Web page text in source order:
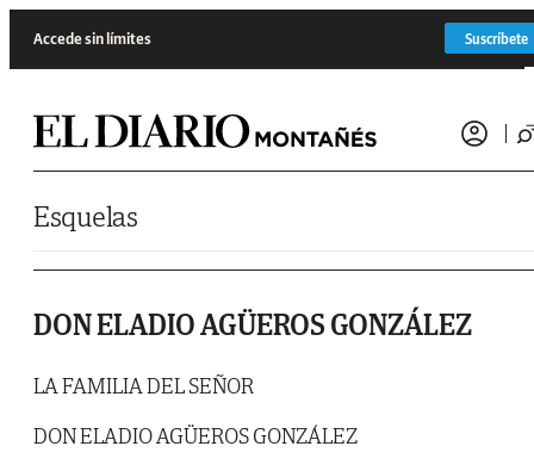
Accede sin límites Suscríbete
Esquelas
DON ELADIO AGÜEROS GONZÁLEZ
LA FAMILIA DEL SEÑOR
DON ELADIO AGÜEROS GONZÁLEZ